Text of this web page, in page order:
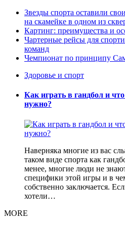
Звезды спорта оставили
на скамейке в одном из
Картинг: преимущества и
Чартерные рейсы для
команд
Чемпионат по принципу
Здоровье и спорт
Как играть в гандбол и
нужно?
Наверняка многие из вас
таком виде спорта как
менее, многие люди не
специфики этой игры и в
собственно заключается.
хотели…
MORE